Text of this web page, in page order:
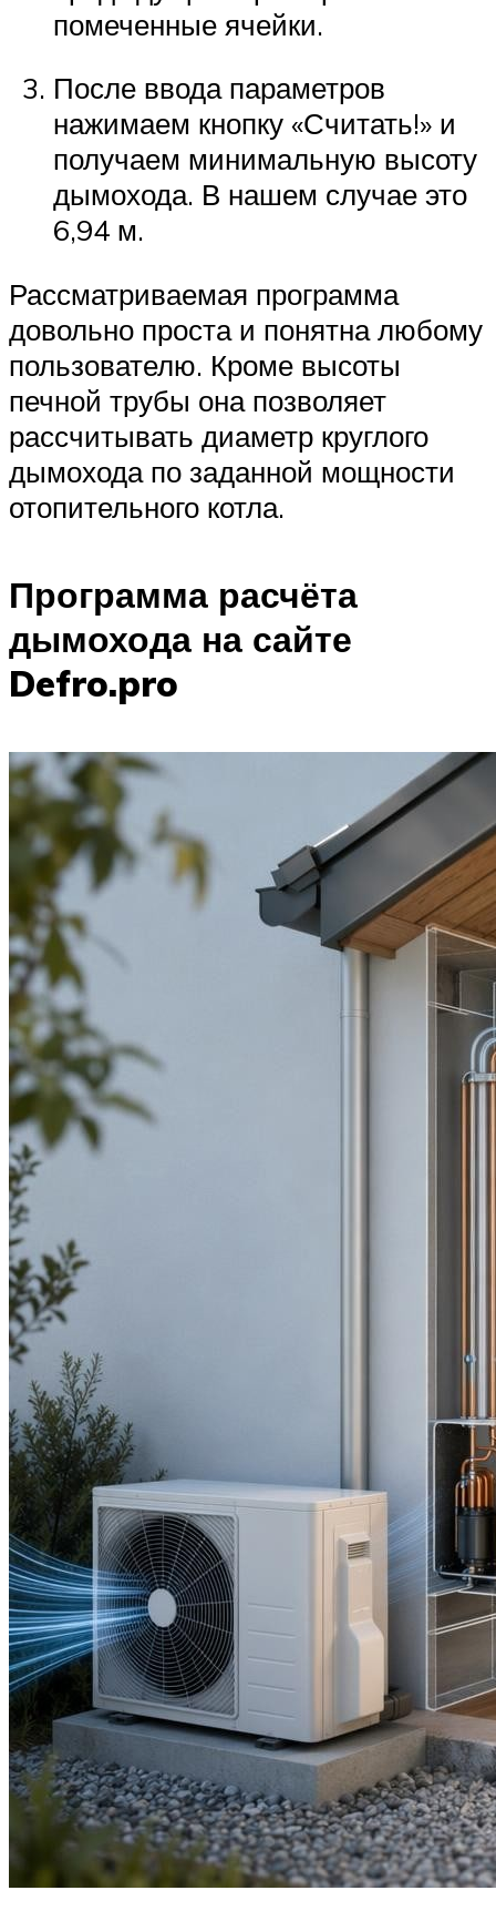
помеченные ячейки.
После ввода параметров
нажимаем кнопку «Считать!» и
получаем минимальную высоту
дымохода. В нашем случае это
6,94 м.
Рассматриваемая программа
довольно проста и понятна любому
пользователю. Кроме высоты
печной трубы она позволяет
рассчитывать диаметр круглого
дымохода по заданной мощности
отопительного котла.
Программа расчёта
дымохода на сайте
Defro.pro